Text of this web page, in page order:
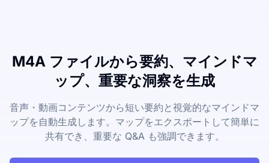
M4A ファイルから要約、マインドマ
ップ、重要な洞察を生成
音声・動画コンテンツから短い要約と視覚的なマインドマ
ップを自動生成します。マップをエクスポートして簡単に
共有でき、重要な Q&A も強調できます。